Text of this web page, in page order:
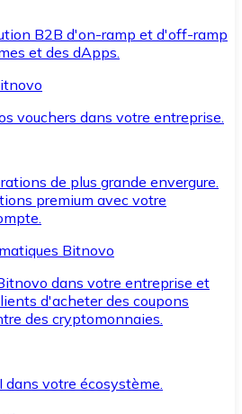
B2B d'on-ramp et d'off-ramp
et des dApps.
vouchers dans votre entreprise.
de plus grande envergure.
premium avec votre
Bitnovo
dans votre entreprise et
d'acheter des coupons
des cryptomonnaies.
dans votre écosystème.